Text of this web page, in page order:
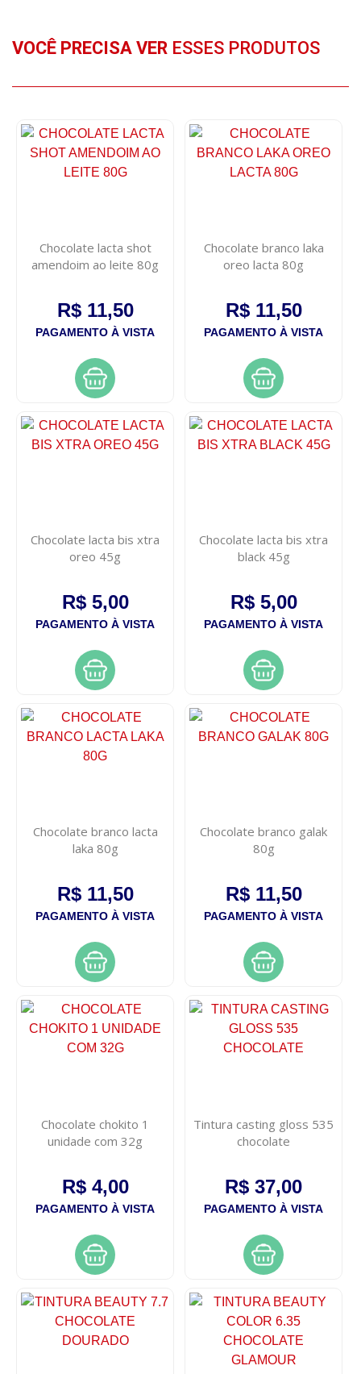
VOCÊ PRECISA VER ESSES PRODUTOS
Chocolate lacta shot
amendoim ao leite 80g
R$ 11,50
PAGAMENTO À VISTA
Chocolate branco laka
oreo lacta 80g
R$ 11,50
PAGAMENTO À VISTA
Chocolate lacta bis xtra
oreo 45g
R$ 5,00
PAGAMENTO À VISTA
Chocolate lacta bis xtra
black 45g
R$ 5,00
PAGAMENTO À VISTA
Chocolate branco lacta
laka 80g
R$ 11,50
PAGAMENTO À VISTA
Chocolate branco galak
80g
R$ 11,50
PAGAMENTO À VISTA
Chocolate chokito 1
unidade com 32g
R$ 4,00
PAGAMENTO À VISTA
Tintura casting gloss 535
chocolate
R$ 37,00
PAGAMENTO À VISTA